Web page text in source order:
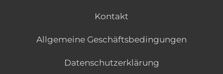
Kontakt
Allgemeine Geschäftsbedingungen
Datenschutzerklärung